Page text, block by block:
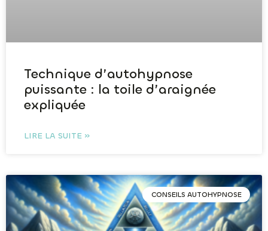
Technique d’autohypnose
puissante : la toile d’araignée
expliquée
LIRE LA SUITE »
CONSEILS AUTOHYPNOSE